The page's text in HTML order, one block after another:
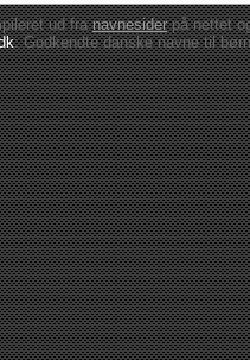
ud franavnesiderpå nettet
: Godkendte danskenavne til børn